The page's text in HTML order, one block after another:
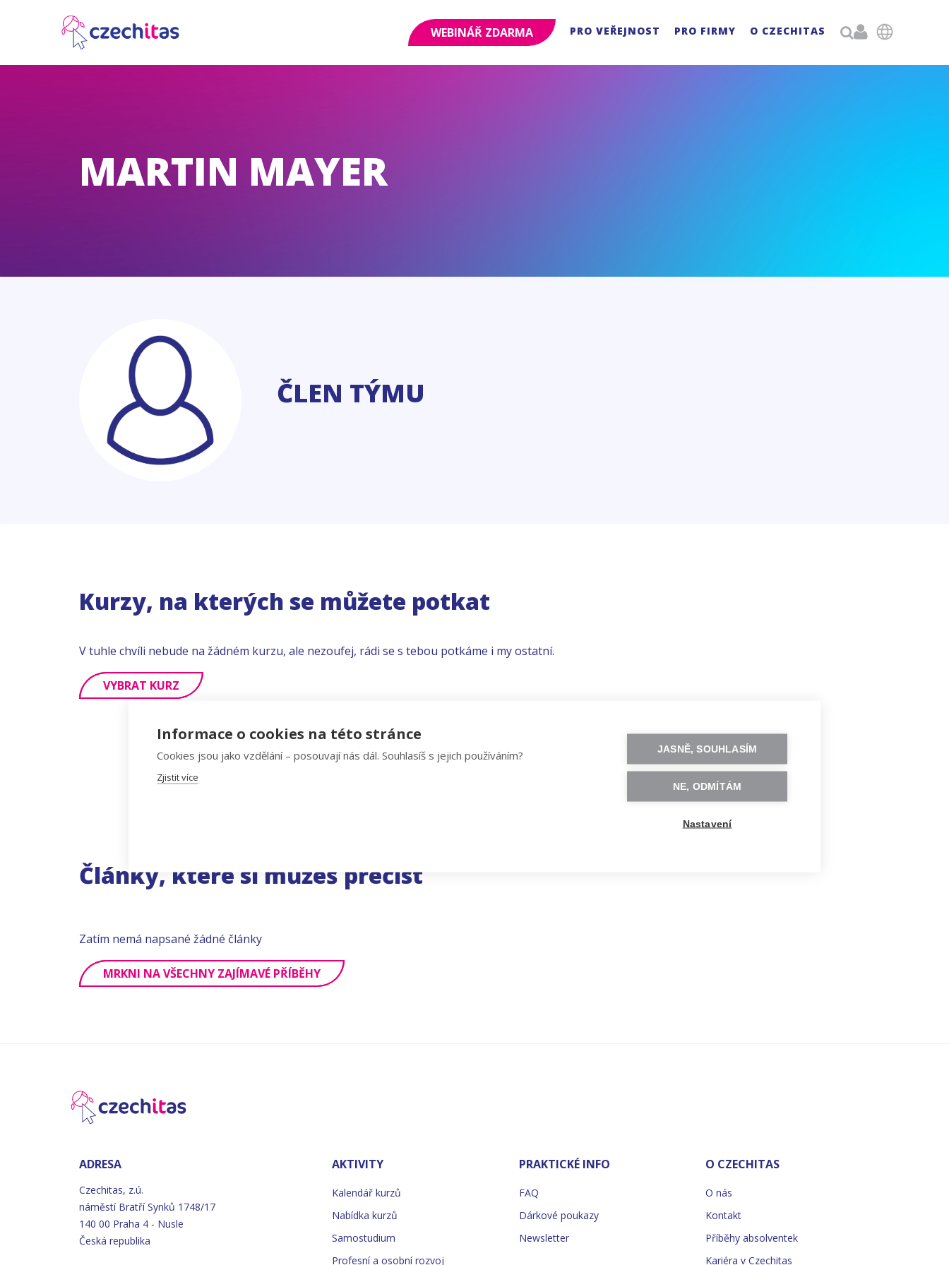
WEBINÁŘ ZDARMA PRO VEŘEJNOST PRO FIRMY O CZECHITAS 
MARTIN MAYER
ČLEN TÝMU
Kurzy, na kterých se můžete potkat
V tuhle chvíli nebude na žádném kurzu, ale nezoufej, rádi se s tebou potkáme i my ostatní.
VYBRAT KURZ
Články, které si můžeš přečíst
Zatím nemá napsané žádné články
MRKNI NA VŠECHNY ZAJÍMAVÉ PŘÍBĚHY
ADRESA
Czechitas, z.ú.
náměstí Bratří Synků 1748/17
140 00 Praha 4 - Nusle
Česká republika
AKTIVITY
Kalendář kurzů
Nabídka kurzů
Samostudium
Profesní a osobní rozvoj
PRAKTICKÉ INFO
FAQ
Dárkové poukazy
Newsletter
O CZECHITAS
O nás
Kontakt
Příběhy absolventek
Kariéra v Czechitas
Informace o cookies na této stránce
Cookies jsou jako vzdělání – posouvají nás dál. Souhlasíš s jejich používáním?
Zjistit více
JASNĚ, SOUHLASÍM
NE, ODMÍTÁM
Nastavení